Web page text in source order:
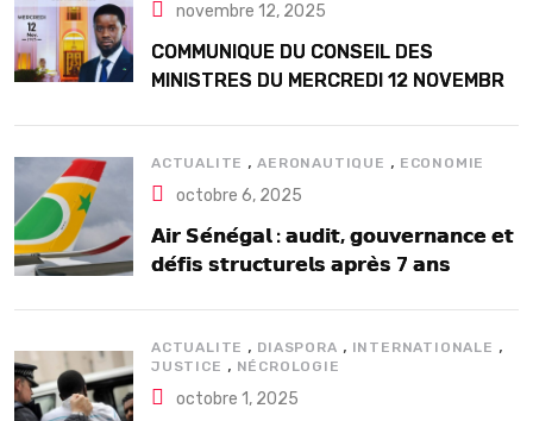
novembre 12, 2025
COMMUNIQUE DU CONSEIL DES
MINISTRES DU MERCREDI 12 NOVEMBRE
ACTUALITE ,AERONAUTIQUE , ECONOMIE
octobre 6, 2025
𝗔𝗶𝗿 𝗦𝗲́𝗻𝗲́𝗴𝗮𝗹 : 𝗮𝘂𝗱𝗶𝘁, 𝗴𝗼𝘂𝘃𝗲𝗿𝗻𝗮𝗻𝗰𝗲 𝗲𝘁
𝗱𝗲́𝗳𝗶𝘀 𝘀𝘁𝗿𝘂𝗰𝘁𝘂𝗿𝗲𝗹𝘀 𝗮𝗽𝗿𝗲̀𝘀 7 𝗮𝗻𝘀
ACTUALITE , DIASPORA , INTERNATIONALE ,
JUSTICE , NÉCROLOGIE
octobre 1, 2025